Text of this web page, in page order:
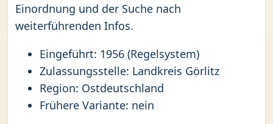
Einordnung und der Suche nach
weiterführenden Infos.
Eingeführt: 1956 (Regelsystem)
Zulassungsstelle: Landkreis Görlitz
Region: Ostdeutschland
Frühere Variante: nein